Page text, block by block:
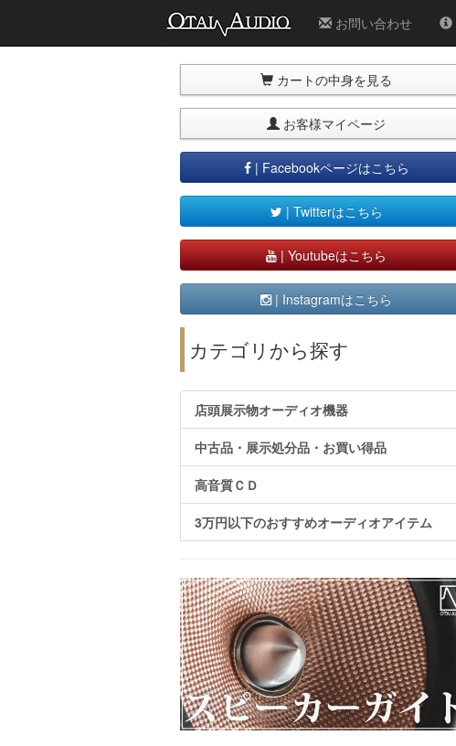
お問い合わせ
カートの中身を見る
お客様マイページ
| Facebookページはこちら
| Twitterはこちら
| Youtubeはこちら
| Instagramはこちら
カテゴリから探す
店頭展示物オーディオ機器
中古品・展示処分品・お買い得品
高音質ＣＤ
3万円以下のおすすめオーディオアイテム